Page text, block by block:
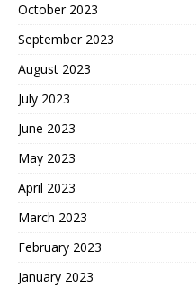
October 2023
September 2023
August 2023
July 2023
June 2023
May 2023
April 2023
March 2023
February 2023
January 2023